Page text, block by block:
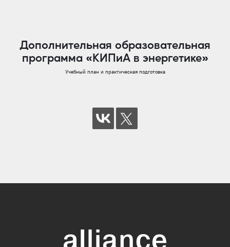
Дополнительная образовательная
программа «КИПиА в энергетике»
Учебный план и практическая подготовка